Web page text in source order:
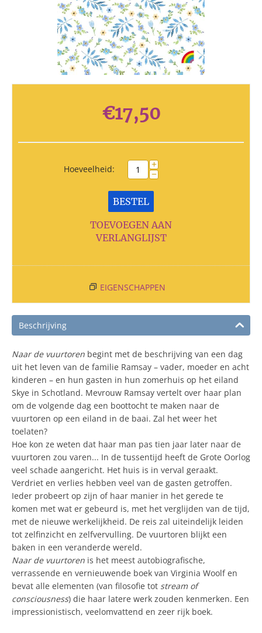
€17,50
Hoeveelheid: +
−
BESTEL
TOEVOEGEN AAN
VERLANGLIJST
EIGENSCHAPPEN
Beschrijving
Naar de vuurtoren begint met de beschrijving van een dag
uit het leven van de familie Ramsay – vader, moeder en acht
kinderen – en hun gasten in hun zomerhuis op het eiland
Skye in Schotland. Mevrouw Ramsay vertelt over haar plan
om de volgende dag een boottocht te maken naar de
vuurtoren op een eiland in de baai. Zal het weer het
toelaten?
Hoe kon ze weten dat haar man pas tien jaar later naar de
vuurtoren zou varen... In de tussentijd heeft de Grote Oorlog
veel schade aangericht. Het huis is in verval geraakt.
Verdriet en verlies hebben veel van de gasten getroffen.
Ieder probeert op zijn of haar manier in het gerede te
komen met wat er gebeurd is, met het verglijden van de tijd,
met de nieuwe werkelijkheid. De reis zal uiteindelijk leiden
tot zelfinzicht en zelfvervulling. De vuurtoren blijkt een
baken in een veranderde wereld.
Naar de vuurtoren is het meest autobiografische,
verrassende en vernieuwende boek van Virginia Woolf en
bevat alle elementen (van filosofie tot stream of
consciousness) die haar latere werk zouden kenmerken. Een
impressionistisch, veelomvattend en zeer rijk boek.